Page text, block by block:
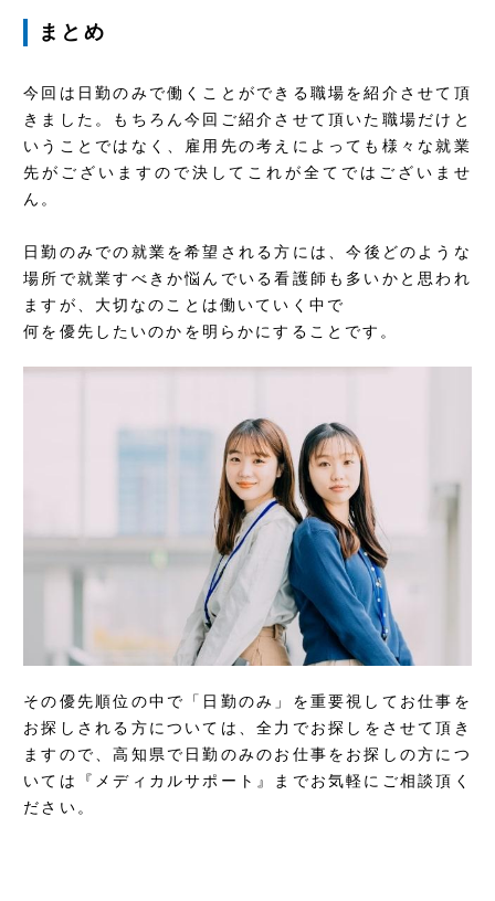
まとめ
今回は日勤のみで働くことができる職場を紹介させて頂
きました。もちろん今回ご紹介させて頂いた職場だけと
いうことではなく、雇用先の考えによっても様々な就業
先がございますので決してこれが全てではございませ
ん。
日勤のみでの就業を希望される方には、今後どのような
場所で就業すべきか悩んでいる看護師も多いかと思われ
ますが、大切なのことは働いていく中で
何を優先したいのかを明らかにすることです。
その優先順位の中で「日勤のみ」を重要視してお仕事を
お探しされる方については、全力でお探しをさせて頂き
ますので、高知県で日勤のみのお仕事をお探しの方につ
いては『メディカルサポート』までお気軽にご相談頂く
ださい。